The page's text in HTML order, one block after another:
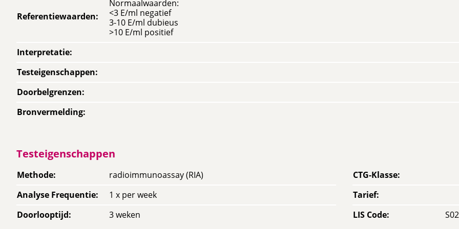
Referentiewaarden:
Normaalwaarden:
<3 E/ml negatief
3-10 E/ml dubieus
>10 E/ml positief
Interpretatie:
Testeigenschappen:
Doorbelgrenzen:
Bronvermelding:
Testeigenschappen
Methode:
radioimmunoassay (RIA)
Analyse Frequentie:
1 x per week
Doorlooptijd: 3 weken
CTG-Klasse:
Tarief:
LIS Code: